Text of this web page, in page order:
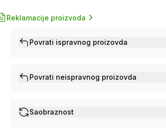
Reklamacije proizvoda
Povrati ispravnog proizovda
Povrati neispravnog proizovda
Saobraznost